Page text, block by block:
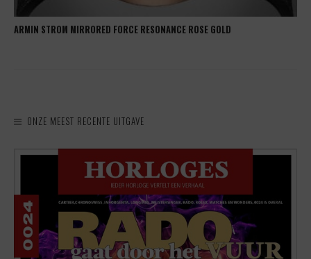
ARMIN STROM MIRRORED FORCE RESONANCE ROSE GOLD
ONZE MEEST RECENTE UITGAVE